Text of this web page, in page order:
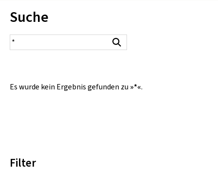
Inhalt:
Suche
Suchergebnis
Es wurde kein Ergebnis gefunden zu »*«.
Filter